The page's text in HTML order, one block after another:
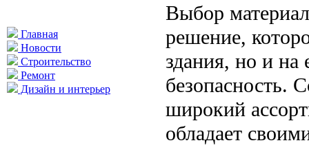
Главная
Новости
Строительство
Ремонт
Дизайн и интерьер
Выбор
решение,
здания, но и на
безопасность.
широкий
обладает